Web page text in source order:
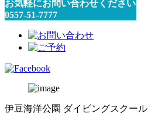
お気軽にお問い合わせください
0557-51-7777
伊豆海洋公園 ダイビングスクール